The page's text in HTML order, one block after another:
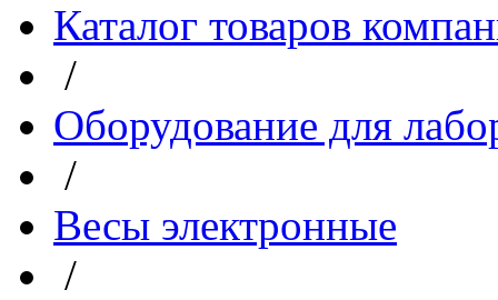
Каталог товаров
/
Оборудование для
/
Весы электронные
/